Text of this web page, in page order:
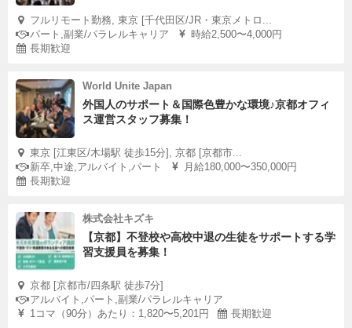
フルリモート勤務, 東京 [千代田区/JR・東京メトロ...
パート,副業/パラレルキャリア
時給2,500〜4,000円
長期歓迎
World Unite Japan
外国人のサポート＆国際色豊かな環境♪京都オフィ
ス運営スタッフ募集！
東京 [江東区/木場駅 徒歩15分], 京都 [京都市...
新卒,中途,アルバイト,パート
月給180,000〜350,000円
長期歓迎
株式会社キズキ
【京都】不登校や高校中退の生徒をサポートする学
習支援員を募集！
京都 [京都市/四条駅 徒歩7分]
アルバイト,パート,副業/パラレルキャリア
1コマ（90分）あたり：1,820〜5,201円
長期歓迎